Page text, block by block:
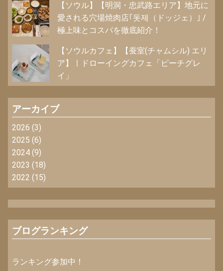
【ソウル】【明洞・忠武路エリア】地元に
愛される穴場焼肉店｢돗제（ドッジェ）｣ /
極上味とコスパを徹底紹介！
【ソウルカフェ】【蚕室(チャムシル) エリ
ア】ㅣドローイングカフェ「ピーチグレ
イ」
アーカイブ
2026 (3)
2025 (6)
2024 (9)
2023 (18)
2022 (15)
ブログランキング
ランキング参加中！